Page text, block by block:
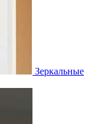
Зеркальные